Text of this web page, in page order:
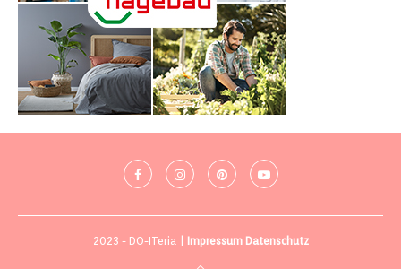
2023 - DO-ITeria | Impressum Datenschutz